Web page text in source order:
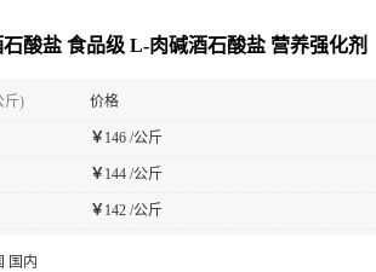
酸盐 食品级 L-肉碱酒石酸盐 营养强化剂
斤) 价格
￥ 146 /公斤
￥ 144 /公斤
￥ 142 /公斤
国内